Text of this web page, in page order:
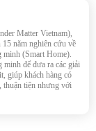
Matter Vietnam),
năm nghiên cứu về
minh (Smart Home).
minh để đưa ra các giải
giúp khách hàng có
thuận tiện nhưng với